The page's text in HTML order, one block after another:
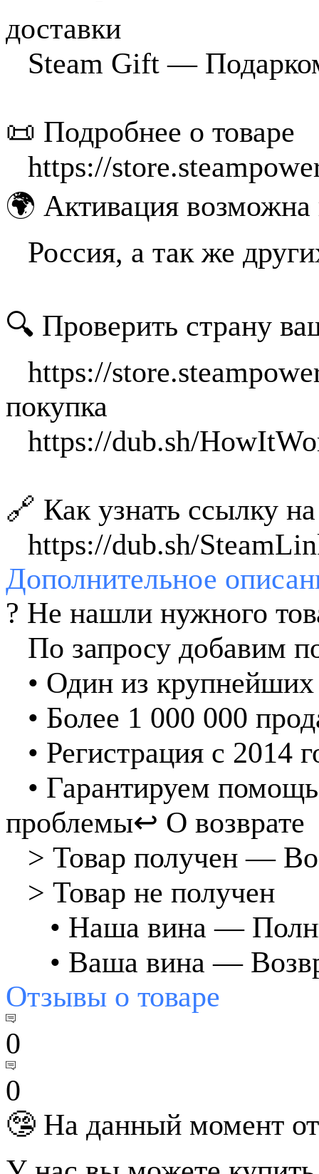
доставки
⠀Steam Gift —
📜 Подробнее о товаре
⠀https://
🌍 Активация возможна
⠀Россия, а так же
🔍 Проверить страну
⠀https://
покупка
⠀https://dub.sh/
🔗 Как узнать ссылку
⠀https://dub.sh/
Дополнительное
? Не нашли нужного
⠀По запросу добавим
⠀• Один из
⠀• Более 1 000 000
⠀• Регистрация с 2014
⠀• Гарантируем
проблемы↩️ О возврате
⠀> Товар получен —
⠀> Товар не получен
⠀⠀• Наша вина —
⠀⠀• Ваша вина —
Отзывы о товаре
0
0
🤥 На данный момент